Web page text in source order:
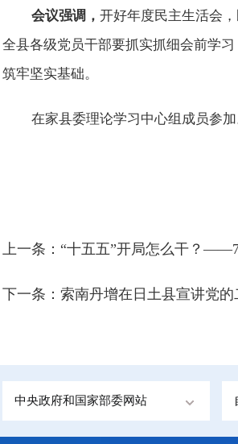
会议强调，开好年度民主生活会
全县各级党员干部要抓实抓细会前学
筑牢坚实基础。
在家县委理论学习中心组成员参加
上一条： “十五五”开局怎么干？
下一条：索南丹增在日土县宣讲党
中央政府和国家部委网站